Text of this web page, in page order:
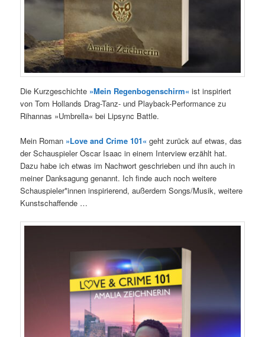
Die Kurzgeschichte »Mein Regenbogenschirm« ist inspiriert
von Tom Hollands Drag-Tanz- und Playback-Performance zu
Rihannas »Umbrella« bei Lipsync Battle.
Mein Roman »Love and Crime 101« geht zurück auf etwas, das
der Schauspieler Oscar Isaac in einem Interview erzählt hat.
Dazu habe ich etwas im Nachwort geschrieben und ihn auch in
meiner Danksagung genannt. Ich finde auch noch weitere
Schauspieler*innen inspirierend, außerdem Songs/Musik, weitere
Kunstschaffende …